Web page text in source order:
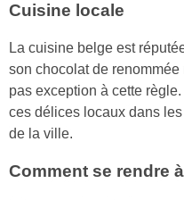
Cuisine locale
La cuisine belge est
son chocolat de
pas exception à cette
ces délices locaux dans
de la ville.
Comment se rendre